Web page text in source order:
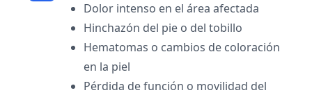
Dolor intenso en el área afectada
Hinchazón del pie o del tobillo
Hematomas o cambios de coloración
en la piel
Pérdida de función o movilidad del